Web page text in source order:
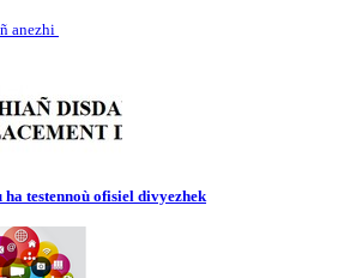
anezhi
testennoù ofisiel divyezhek